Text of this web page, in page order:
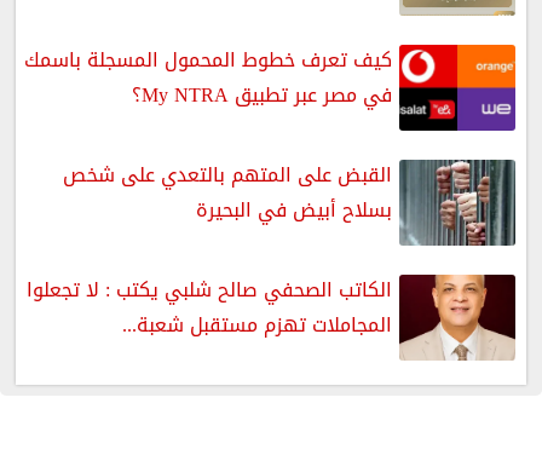
كيف تعرف خطوط المحمول المسجلة باسمك
في مصر عبر تطبيق My NTRA؟
القبض على المتهم بالتعدي على شخص
بسلاح أبيض في البحيرة
الكاتب الصحفي صالح شلبي يكتب : لا تجعلوا
المجاملات تهزم مستقبل شعبة...